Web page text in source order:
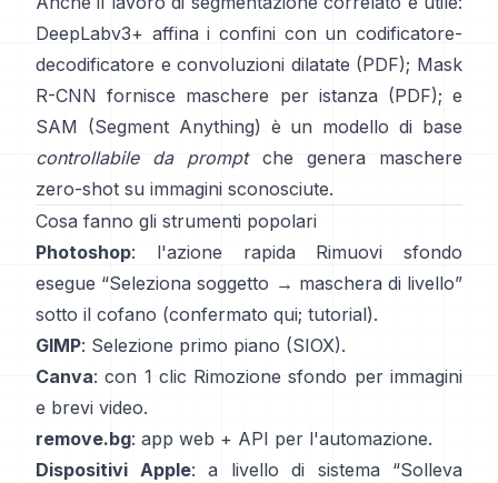
DeepLabv3+ affina i confini con un codificatore-
decodificatore e convoluzioni dilatate (PDF); Mask
R-CNN fornisce maschere per istanza (PDF); e
SAM (Segment Anything) è un modello di base
controllabile da promptche genera maschere
zero-shot su immagini sconosciute.
Cosa fanno gli strumenti popolari
Photoshop: l'azione rapida Rimuovi sfondo
esegue “Seleziona soggetto → maschera di livello”
sotto il cofano (confermato qui; tutorial).
GIMP: Selezione primo piano (SIOX).
Canva: con 1 clic Rimozione sfondo per immagini
e brevi video.
remove.bg: app web + API per l'automazione.
Dispositivi Apple: a livello di sistema “Solleva